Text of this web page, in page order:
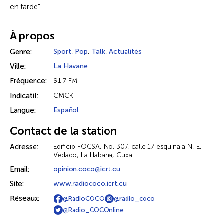
en tarde".
À propos
Genre: Sport, Pop, Talk, Actualités
Ville: La Havane
Fréquence: 91.7 FM
Indicatif: CMCK
Langue: Español
Contact de la station
Adresse:
Edificio FOCSA, No. 307, calle 17 esquina a N, El
Vedado, La Habana, Cuba
Email: opinion.coco@icrt.cu
Site: www.radiococo.icrt.cu
Réseaux: @RadioCOCO
@radio_coco
@Radio_COCOnline